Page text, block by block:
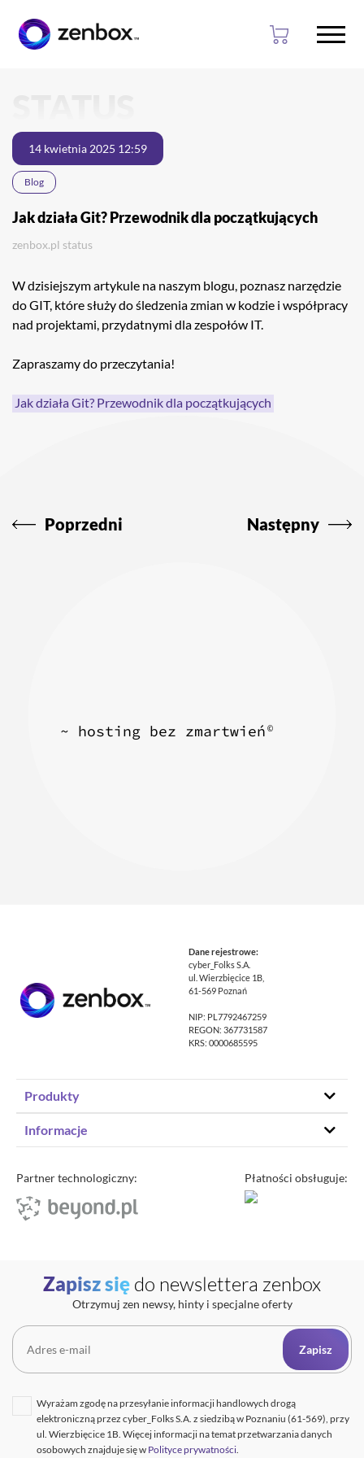
treści
14 kwietnia 2025 12:59
Blog
Jak działa Git? Przewodnik dla początkujących
zenbox.pl status
W dzisiejszym artykule na naszym blogu, poznasz narzędzie
do GIT, które służy do śledzenia zmian w kodzie i współpracy
nad projektami, przydatnymi dla zespołów IT.
Zapraszamy do przeczytania!
Jak działa Git? Przewodnik dla początkujących
Poprzedni Następny
~ hosting bez zmartwień
©
Dane rejestrowe:
cyber_Folks S.A.
ul. Wierzbięcice 1B,
61-569 Poznań
NIP: PL7792467259
REGON: 367731587
KRS: 0000685595
Produkty
Transfer domeny
Poczta e-mail
Generator haseł
Sprawdź IP
Informacje
Program partnerski
Blog
Kariera
Ochrona Danych Osobowych
Uptime zenbox
Informacja o połączeniu spółek
Zapisz się do newslettera zenbox
Otrzymuj zen newsy, hinty i specjalne oferty
Zapisz
Wyrażam zgodę na przesyłanie informacji handlowych drogą
elektroniczną przez cyber_Folks S.A. z siedzibą w Poznaniu (61-569), przy
ul. Wierzbięcice 1B. Więcej informacji na temat przetwarzania danych
osobowych znajduje się w Polityce prywatności.
Partner technologiczny: Płatności obsługuje: